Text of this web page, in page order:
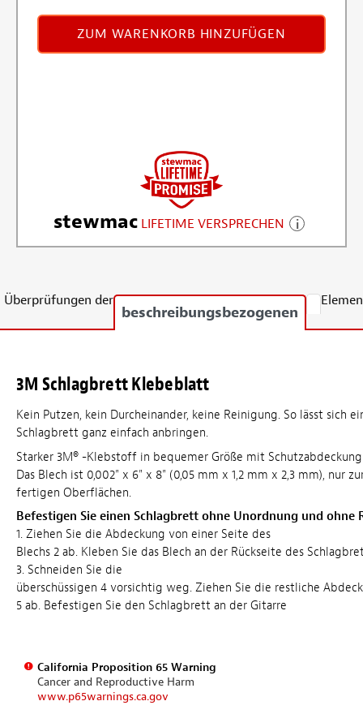
ZUM WARENKORB HINZUFÜGEN
stewmac LIFETIME VERSPRECHEN
Überprüfungen der
beschreibungsbezogenen
3M Schlagbrett Klebeblatt
Kein Putzen, kein Durcheinander, keine Reinigung. So lässt sich
Schlagbrett ganz einfach anbringen.
Starker 3M® -Klebstoff in bequemer Größe mit
Das Blech ist 0,002" x 6" x 8" (0,05 mm x 1,2 mm x 2,3 mm), nur
fertigen Oberflächen.
Befestigen Sie einen Schlagbrett ohne Unordnung und ohne
1. Ziehen Sie die Abdeckung von einer Seite des
Blechs 2 ab. Kleben Sie das Blech an der Rückseite des
3. Schneiden Sie die
überschüssigen 4 vorsichtig weg. Ziehen Sie die restliche
5 ab. Befestigen Sie den Schlagbrett an der Gitarre
California Proposition 65 Warning
Cancer and Reproductive Harm
www.p65warnings.ca.gov